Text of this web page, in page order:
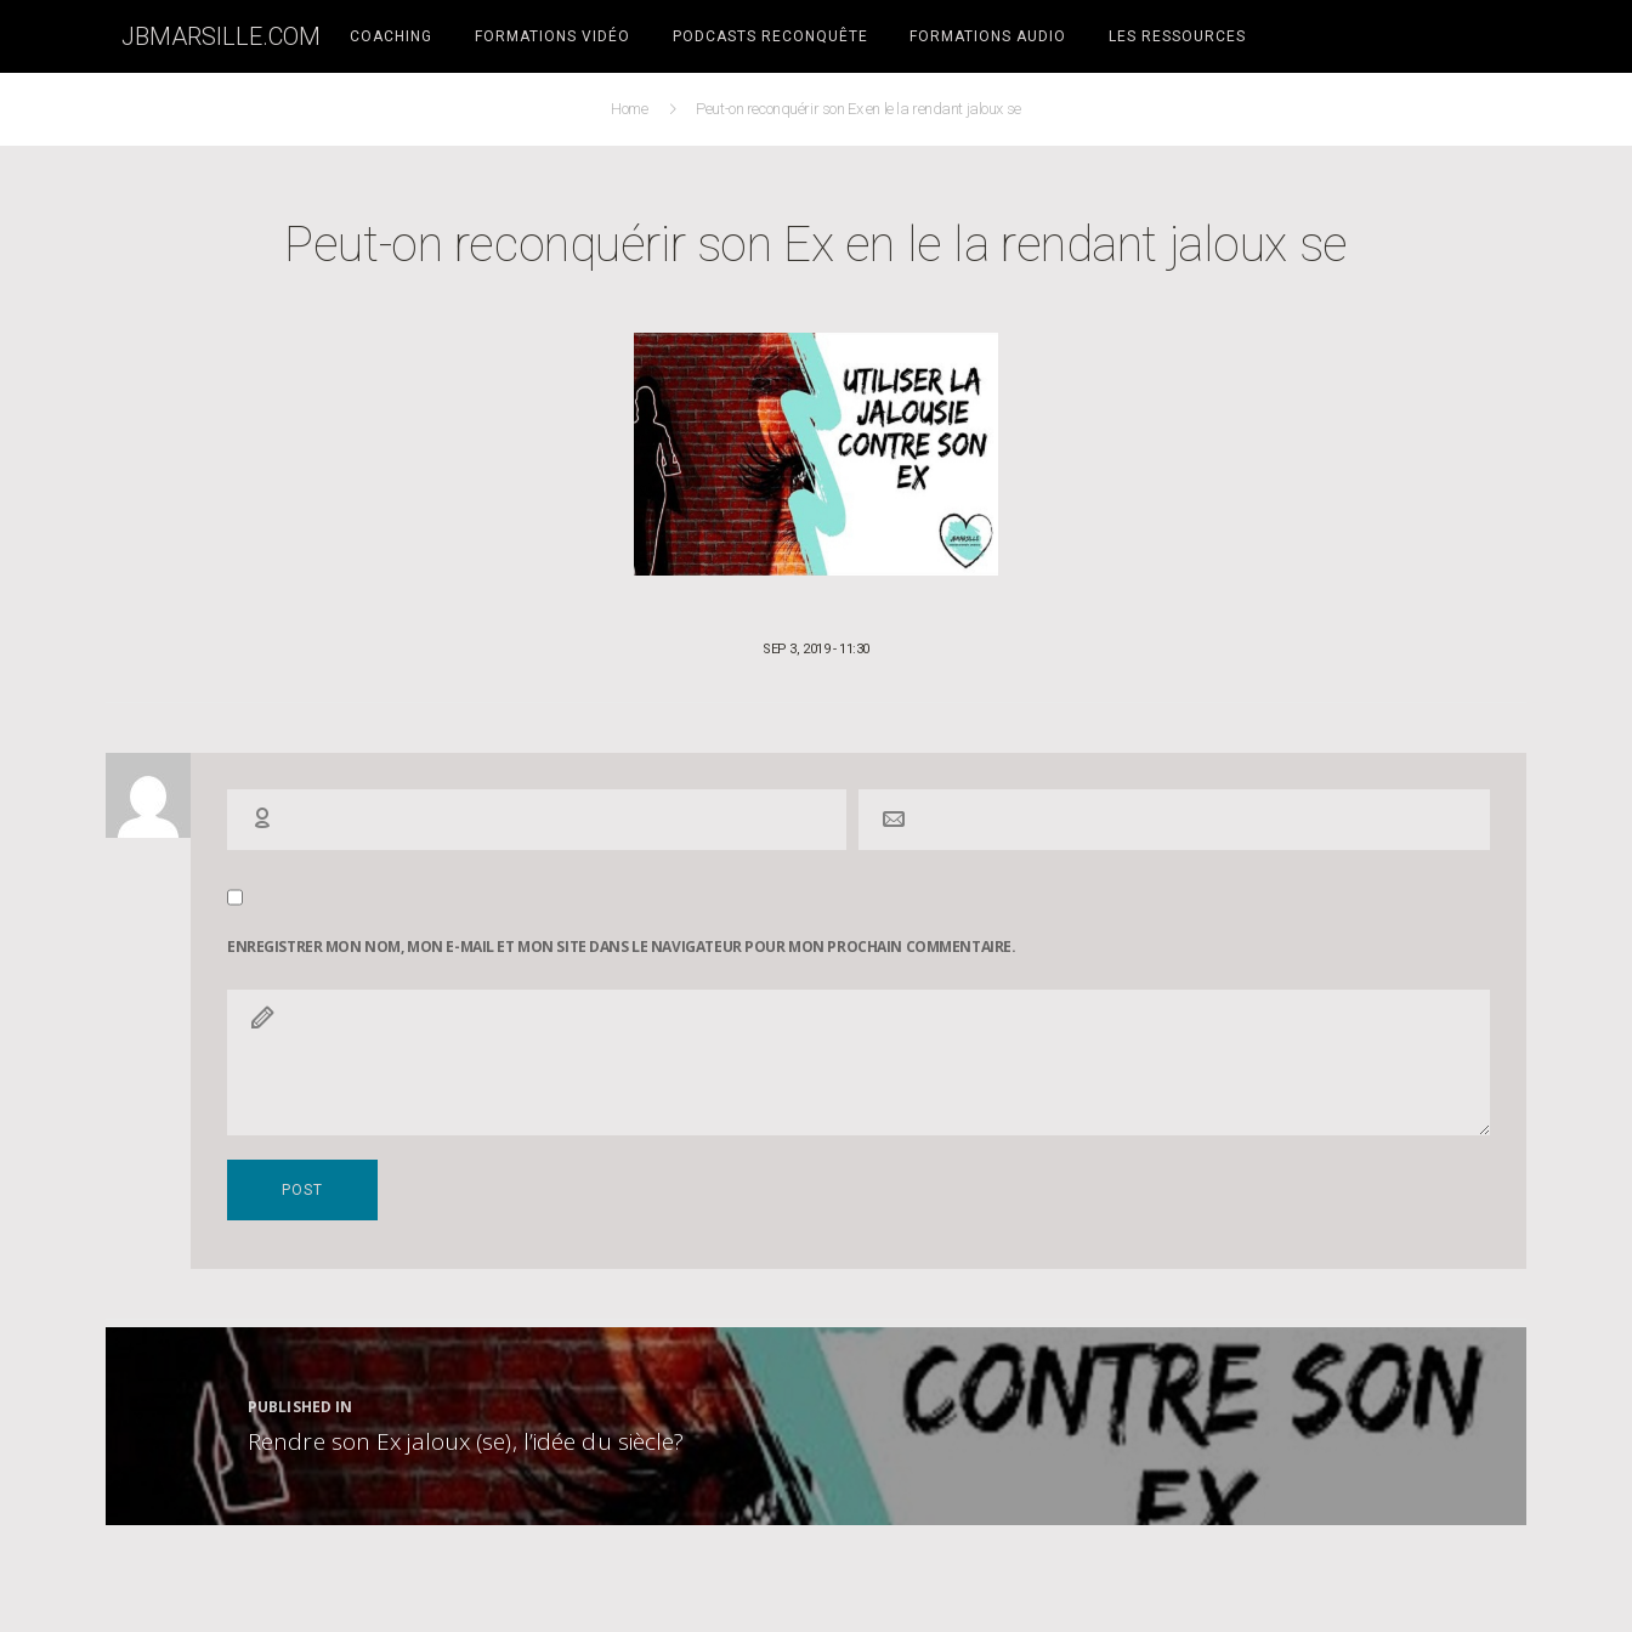
JBMARSILLE.COM COACHING FORMATIONS VIDÉO PODCASTS RECONQUÊTE FORMATIONS AUDIO LES RESSOURCES
Home Peut-on reconquérir son Ex en le la rendant jaloux se
Peut-on reconquérir son Ex en le la rendant jaloux se
POSTED
SEP 3, 2019 - 11:30
ENREGISTRER MON NOM, MON E-MAIL ET MON SITE DANS LE NAVIGATEUR POUR MON PROCHAIN COMMENTAIRE.
PUBLISHED IN
Rendre son Ex jaloux (se), l’idée du siècle?